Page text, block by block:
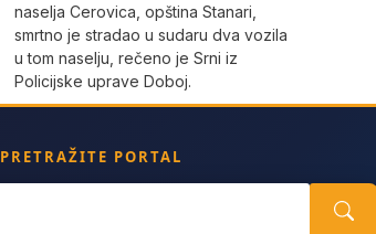
naselja Cerovica, opština Stanari,
smrtno je stradao u sudaru dva vozila
u tom naselju, rečeno je Srni iz
Policijske uprave Doboj.
PRETRAŽITE PORTAL